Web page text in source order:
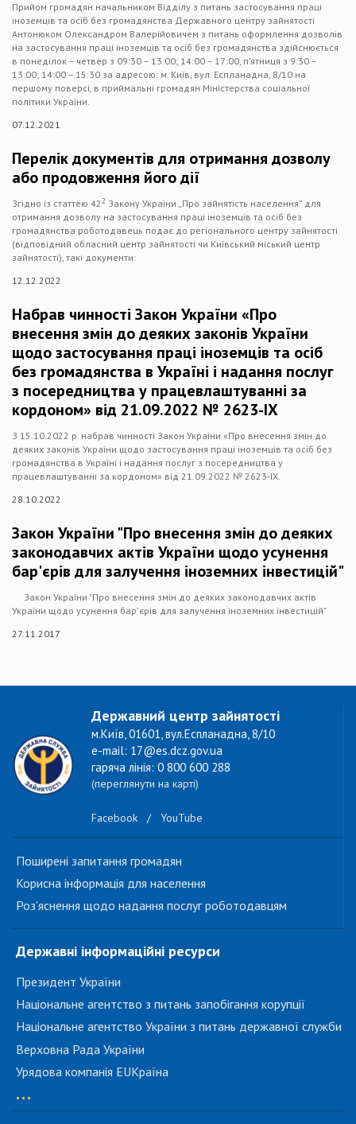
Прийом громадян начальником Відділу з питань застосування праці
іноземців та осіб без громадянства Державного центру зайнятості
Антонюком Олександром Валерійовичем з питань оформлення дозволів
на застосування праці іноземців та осіб без громадянства здійснюється
в понеділок – четвер з 09:30 – 13:00; 14:00 – 17:00, п’ятниця з 9:30 –
13:00; 14:00 – 15:30 за адресою: м. Київ, вул. Еспланадна, 8/10 на
першому поверсі, в приймальні громадян Міністерства соціальної
політики України.
07.12.2021
Перелік документів для отримання дозволу
або продовження його дії
​Згідно із статтею 42 2 Закону України „Про зайнятість населення” для
отримання дозволу на застосування праці іноземців та осіб без
громадянства роботодавець подає до регіонального центру зайнятості
(відповідний обласний центр зайнятості чи Київський міський центр
зайнятості), такі документи:
12.12.2022
Набрав чинності Закон України «Про
внесення змін до деяких законів України
щодо застосування праці іноземців та осіб
без громадянства в Україні і надання послуг
з посередництва у працевлаштуванні за
кордоном» від 21.09.2022 № 2623-ІХ
З 15.10.2022 р. набрав чинності Закон України «Про внесення змін до
деяких законів України щодо застосування праці іноземців та осіб без
громадянства в Україні і надання послуг з посередництва у
працевлаштуванні за кордоном» від 21.09.2022 № 2623-ІХ.
28.10.2022
Закон України "Про внесення змін до деяких
законодавчих актів України щодо усунення
бар'єрів для залучення іноземних інвестицій"
Закон України "Про внесення змін до деяких законодавчих актів
України щодо усунення бар'єрів для залучення іноземних інвестицій"
27.11.2017
Державний центр зайнятості
м.Київ, 01601, вул.Еспланадна, 8/10
e-mail: 17@es.dcz.gov.ua
гаряча лінія: 0 800 600 288
(переглянути на карті)
Facebook / YouTube
Поширені запитання громадян
Корисна інформація для населення
Роз'яснення щодо надання послуг роботодавцям
Державні інформаційні ресурси
Президент України
Національне агентство з питань запобігання корупції
Національне агентство України з питань державної служби
Верховна Рада України
Урядова компанія EUКраїна
...